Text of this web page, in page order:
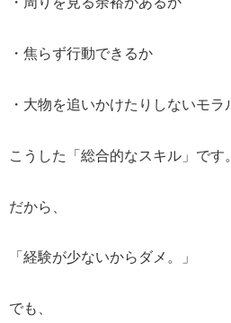
・焦らず行動できるか
・大物を追いかけたりしないモラ
こうした「総合的なスキル」です。
だから、
「経験が少ないからダメ。」
でも、